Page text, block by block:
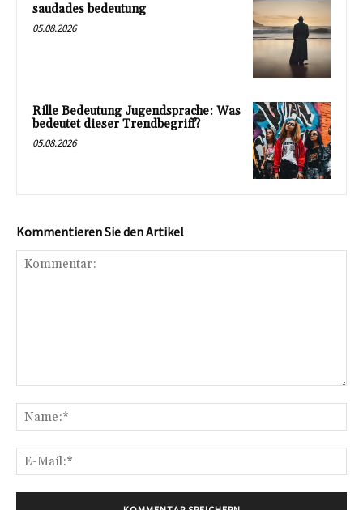
saudades bedeutung
05.08.2026
Rille Bedeutung Jugendsprache: Was
bedeutet dieser Trendbegriff?
05.08.2026
Kommentieren Sie den Artikel